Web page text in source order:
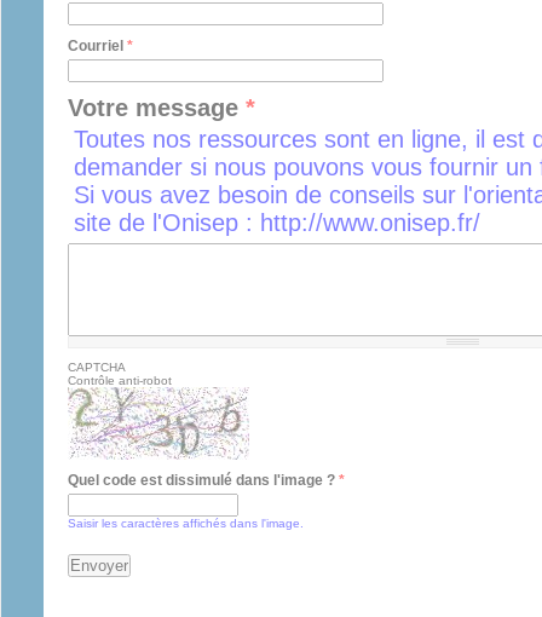
Courriel *
Votre message *
Toutes nos ressources sont en ligne, il est
demander si nous pouvons vous fournir
Si vous avez besoin de conseils sur
site de l'Onisep : http://www.onisep.fr/
CAPTCHA
Contrôle anti-robot
Quel code est dissimulé dans l'image ? *
Saisir les caractères affichés dans l'image.